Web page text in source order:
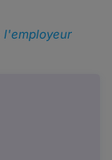
l'employeur